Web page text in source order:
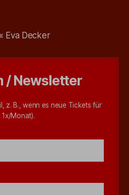
Eva Decker
/ Newsletter
z. B., wenn es neue Tickets für
Monat).